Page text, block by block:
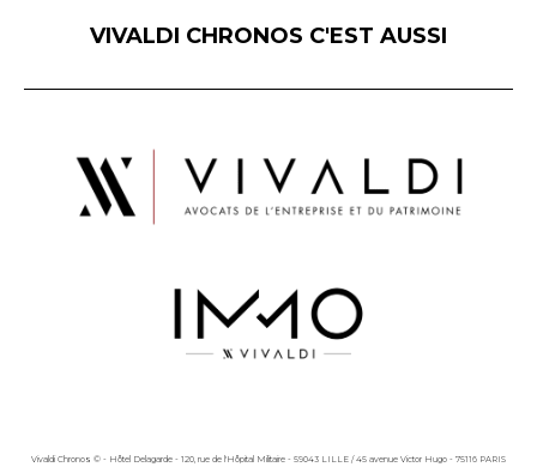
VIVALDI CHRONOS C'EST AUSSI
Vivaldi Chronos © - Hôtel Delagarde - 120, rue de l'Hôpital Militaire - 59043 LILLE / 45 avenue Victor Hugo - 75116 PARIS